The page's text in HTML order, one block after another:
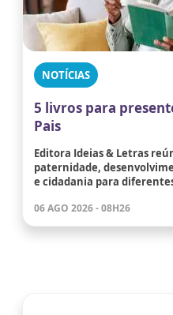
NOTÍCIAS
5 livros para
Pais
Editora Ideias & Letras
paternidade,
e cidadania para
06 AGO 2026 - 08H26